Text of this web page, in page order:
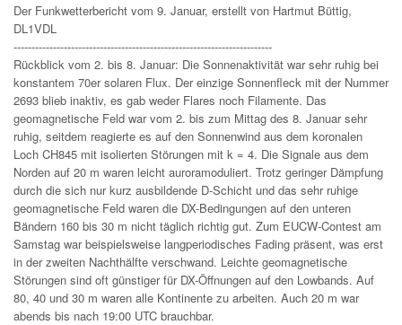
Der Funkwetterbericht vom 9. Januar, erstellt von Hartmut Büttig,
DL1VDL
------------------------------------------------------------------------
Rückblick vom 2. bis 8. Januar: Die Sonnenaktivität war sehr ruhig bei
konstantem 70er solaren Flux. Der einzige Sonnenfleck mit der Nummer
2693 blieb inaktiv, es gab weder Flares noch Filamente. Das
geomagnetische Feld war vom 2. bis zum Mittag des 8. Januar sehr
ruhig, seitdem reagierte es auf den Sonnenwind aus dem koronalen
Loch CH845 mit isolierten Störungen mit k = 4. Die Signale aus dem
Norden auf 20 m waren leicht auroramoduliert. Trotz geringer Dämpfung
durch die sich nur kurz ausbildende D-Schicht und das sehr ruhige
geomagnetische Feld waren die DX-Bedingungen auf den unteren
Bändern 160 bis 30 m nicht täglich richtig gut. Zum EUCW-Contest am
Samstag war beispielsweise langperiodisches Fading präsent, was erst
in der zweiten Nachthälfte verschwand. Leichte geomagnetische
Störungen sind oft günstiger für DX-Öffnungen auf den Lowbands. Auf
80, 40 und 30 m waren alle Kontinente zu arbeiten. Auch 20 m war
abends bis nach 19:00 UTC brauchbar.